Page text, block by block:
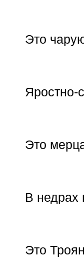
Это
Яростно-
Это
В недрах
Это